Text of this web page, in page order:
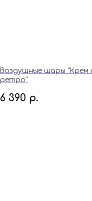
Воздушные шары "Крем
ретро"
6 390 р.